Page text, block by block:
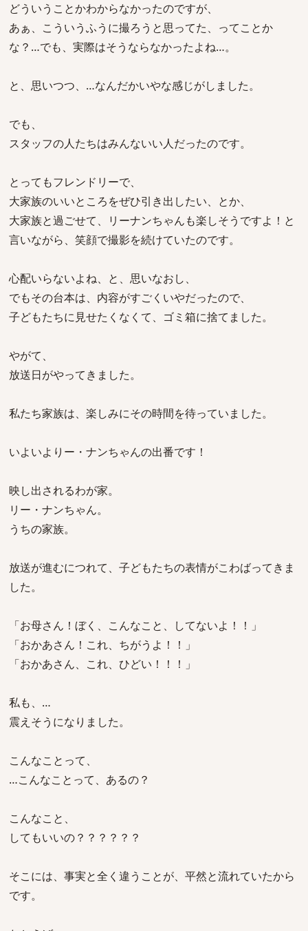
どういうことかわからなかったのですが、
あぁ、こういうふうに撮ろうと思ってた、ってことか
な？…でも、実際はそうならなかったよね…。
と、思いつつ、…なんだかいやな感じがしました。
でも、
スタッフの人たちはみんないい人だったのです。
とってもフレンドリーで、
大家族のいいところをぜひ引き出したい、とか、
大家族と過ごせて、リーナンちゃんも楽しそうですよ！と
言いながら、笑顔で撮影を続けていたのです。
心配いらないよね、と、思いなおし、
でもその台本は、内容がすごくいやだったので、
子どもたちに見せたくなくて、ゴミ箱に捨てました。
やがて、
放送日がやってきました。
私たち家族は、楽しみにその時間を待っていました。
いよいよりー・ナンちゃんの出番です！
映し出されるわが家。
リー・ナンちゃん。
うちの家族。
放送が進むにつれて、子どもたちの表情がこわばってきま
した。
「お母さん！ぼく、こんなこと、してないよ！！」
「おかあさん！これ、ちがうよ！！」
「おかあさん、これ、ひどい！！！」
私も、…
震えそうになりました。
こんなことって、
…こんなことって、あるの？
こんなこと、
してもいいの？？？？？？
そこには、事実と全く違うことが、平然と流れていたから
です。